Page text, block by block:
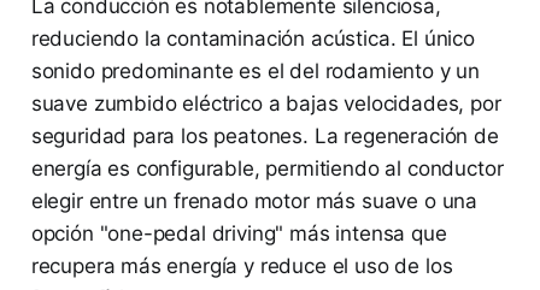
La conducción es notablemente silenciosa,
reduciendo la contaminación acústica. El único
sonido predominante es el del rodamiento y un
suave zumbido eléctrico a bajas velocidades, por
seguridad para los peatones. La regeneración de
energía es configurable, permitiendo al conductor
elegir entre un frenado motor más suave o una
opción "one-pedal driving" más intensa que
recupera más energía y reduce el uso de los